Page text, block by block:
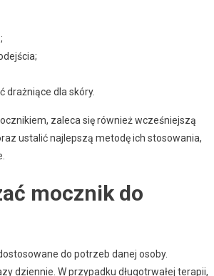
drażniące dla skóry.
zaleca się również wcześniejszą
ustalić najlepszą metodę ich stosowania,
mocznik do
do potrzeb danej osoby.
dziennie. W przypadku długotrwałej terapii,